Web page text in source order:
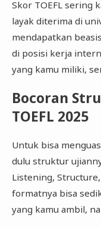
Skor TOEFL sering
layak diterima di
mendapatkan
di posisi kerja
yang kamu miliki,
Bocoran
TOEFL 2025
Untuk bisa
dulu struktur
Listening,
formatnya bisa
yang kamu ambil,